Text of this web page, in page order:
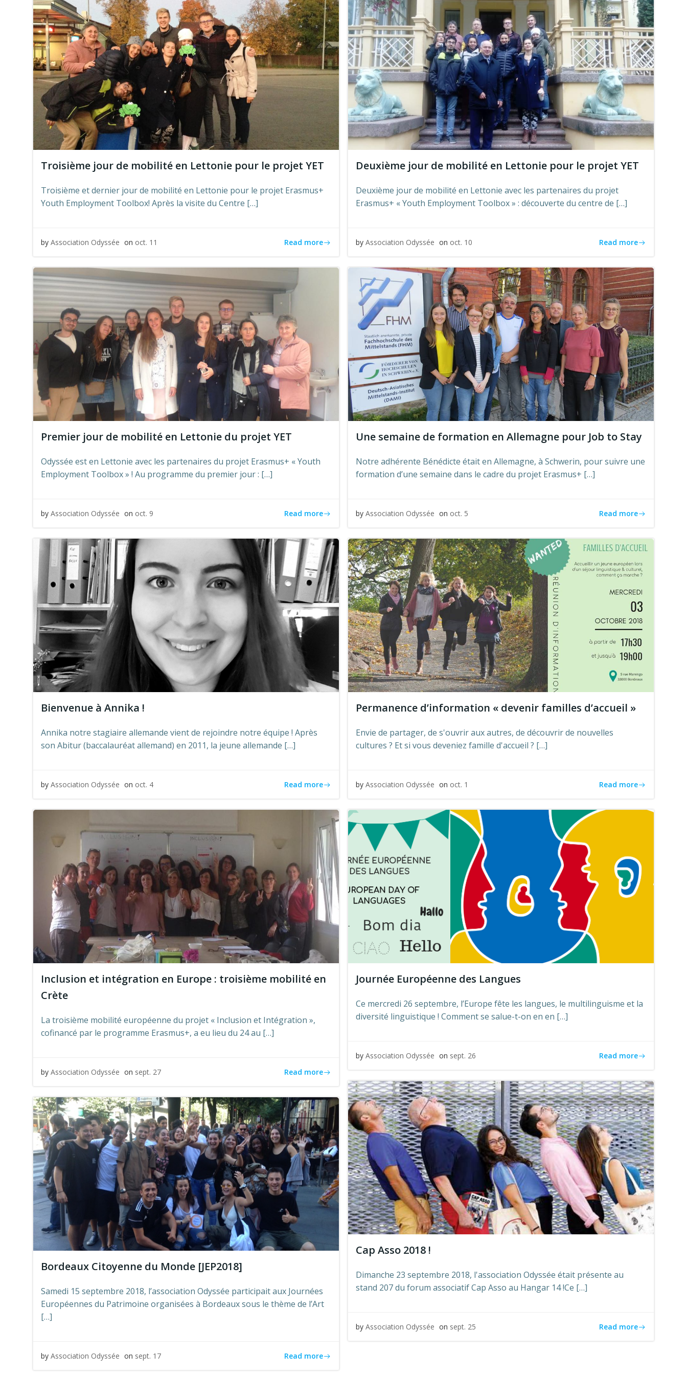
Troisième jour de mobilité en Lettonie pour le projet YET
Troisième et dernier jour de mobilité en Lettonie pour le projet Erasmus+
Youth Employment Toolbox! Après la visite du Centre […]
by Association Odyssée on oct. 11 Read more
Deuxième jour de mobilité en Lettonie pour le projet YET
Deuxième jour de mobilité en Lettonie avec les partenaires du projet
Erasmus+ « Youth Employment Toolbox » : découverte du centre de […]
by Association Odyssée on oct. 10 Read more
Premier jour de mobilité en Lettonie du projet YET
Odyssée est en Lettonie avec les partenaires du projet Erasmus+ « Youth
Employment Toolbox » ! Au programme du premier jour : […]
by Association Odyssée on oct. 9 Read more
Une semaine de formation en Allemagne pour Job to Stay
Notre adhérente Bénédicte était en Allemagne, à Schwerin, pour suivre une
formation d’une semaine dans le cadre du projet Erasmus+ […]
by Association Odyssée on oct. 5 Read more
Bienvenue à Annika !
Annika notre stagiaire allemande vient de rejoindre notre équipe ! Après
son Abitur (baccalauréat allemand) en 2011, la jeune allemande […]
by Association Odyssée on oct. 4 Read more
Permanence d’information « devenir familles d’accueil »
Envie de partager, de s'ouvrir aux autres, de découvrir de nouvelles
cultures ? Et si vous deveniez famille d'accueil ? […]
by Association Odyssée on oct. 1 Read more
Inclusion et intégration en Europe : troisième mobilité en
Crète
La troisième mobilité européenne du projet « Inclusion et Intégration »,
cofinancé par le programme Erasmus+, a eu lieu du 24 au […]
by Association Odyssée on sept. 27 Read more
Journée Européenne des Langues
Ce mercredi 26 septembre, l’Europe fête les langues, le multilinguisme et la
diversité linguistique ! Comment se salue-t-on en en […]
by Association Odyssée on sept. 26 Read more
Cap Asso 2018 !
Dimanche 23 septembre 2018, l'association Odyssée était présente au
stand 207 du forum associatif Cap Asso au Hangar 14 !Ce […]
by Association Odyssée on sept. 25 Read more
Bordeaux Citoyenne du Monde [JEP2018]
Samedi 15 septembre 2018, l’association Odyssée participait aux Journées
Européennes du Patrimoine organisées à Bordeaux sous le thème de l’Art
[…]
by Association Odyssée on sept. 17 Read more